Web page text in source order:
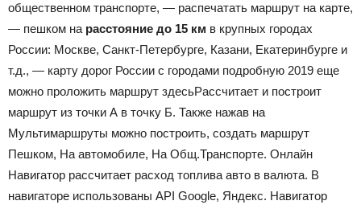
общественном транспорте, — распечатать маршрут на карте,
— пешком на расстояние до 15 км в крупных городах
России: Москве, Санкт-Петербурге, Казани, Екатеринбурге и
т.д., — карту дорог России с городами подробную 2019 еще
можно проложить маршрут здесьРассчитает и построит
маршрут из точки А в точку Б. Также нажав на
Мультимаршруты можно построить, создать маршрут
Пешком, На автомобиле, На Общ.Транспорте. Онлайн
Навигатор рассчитает расход топлива авто в валюта. В
навигаторе использованы API Google, Яндекс. Навигатор